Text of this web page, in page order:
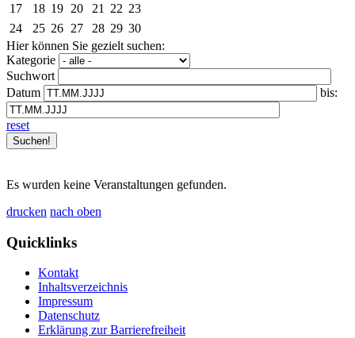
17
18 19 20 21 22 23
24
25 26 27 28 29 30
Hier können Sie gezielt suchen:
Kategorie
Suchwort
Datum
bis:
reset
Es wurden keine Veranstaltungen gefunden.
drucken nach oben
Quicklinks
Kontakt
Inhaltsverzeichnis
Impressum
Datenschutz
Erklärung zur Barrierefreiheit